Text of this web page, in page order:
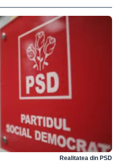
Realitatea din PSD